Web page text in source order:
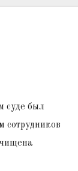
суде был
сотрудников